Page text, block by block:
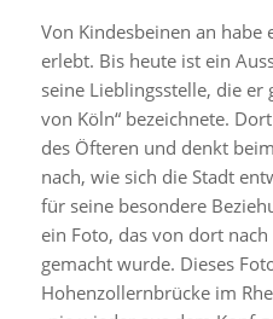
Von Kindesbeinen an habe
erlebt. Bis heute ist ein
seine Lieblingsstelle, die er
von Köln“ bezeichnete.
des Öfteren und denkt
nach, wie sich die Stadt
für seine besondere
ein Foto, das von dort
gemacht wurde. Dieses
Hohenzollernbrücke im